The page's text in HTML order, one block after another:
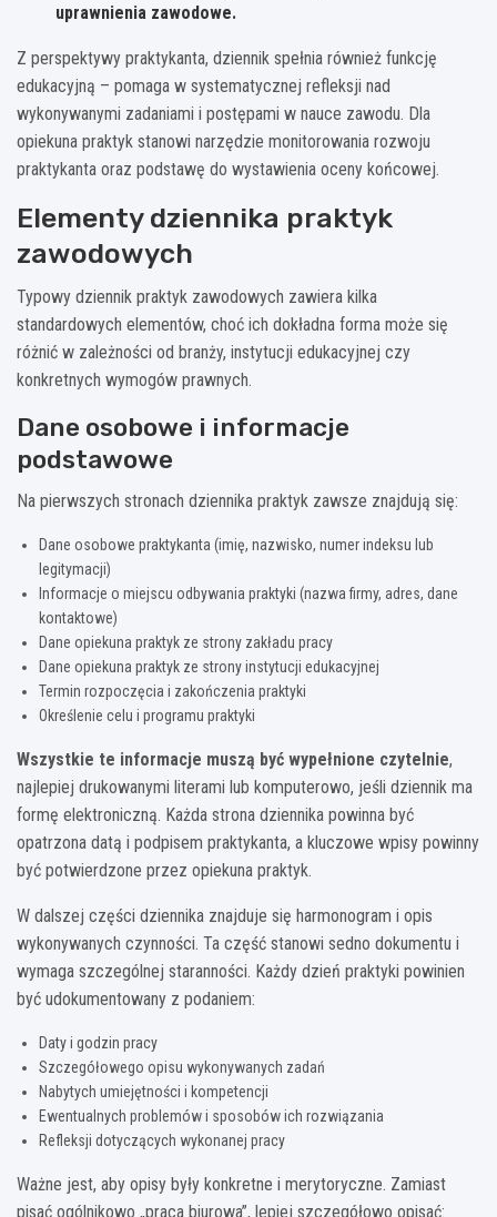
uprawnienia zawodowe.
Z perspektywy praktykanta, dziennik spełnia również funkcję
edukacyjną – pomaga w systematycznej refleksji nad
wykonywanymi zadaniami i postępami w nauce zawodu. Dla
opiekuna praktyk stanowi narzędzie monitorowania rozwoju
praktykanta oraz podstawę do wystawienia oceny końcowej.
Elementy dziennika praktyk
zawodowych
Typowy dziennik praktyk zawodowych zawiera kilka
standardowych elementów, choć ich dokładna forma może się
różnić w zależności od branży, instytucji edukacyjnej czy
konkretnych wymogów prawnych.
Dane osobowe i informacje
podstawowe
Na pierwszych stronach dziennika praktyk zawsze znajdują się:
Dane osobowe praktykanta (imię, nazwisko, numer indeksu lub
legitymacji)
Informacje o miejscu odbywania praktyki (nazwa firmy, adres, dane
kontaktowe)
Dane opiekuna praktyk ze strony zakładu pracy
Dane opiekuna praktyk ze strony instytucji edukacyjnej
Termin rozpoczęcia i zakończenia praktyki
Określenie celu i programu praktyki
Wszystkie te informacje muszą być wypełnione czytelnie,
najlepiej drukowanymi literami lub komputerowo, jeśli dziennik ma
formę elektroniczną. Każda strona dziennika powinna być
opatrzona datą i podpisem praktykanta, a kluczowe wpisy powinny
być potwierdzone przez opiekuna praktyk.
W dalszej części dziennika znajduje się harmonogram i opis
wykonywanych czynności. Ta część stanowi sedno dokumentu i
wymaga szczególnej staranności. Każdy dzień praktyki powinien
być udokumentowany z podaniem:
Daty i godzin pracy
Szczegółowego opisu wykonywanych zadań
Nabytych umiejętności i kompetencji
Ewentualnych problemów i sposobów ich rozwiązania
Refleksji dotyczących wykonanej pracy
Ważne jest, aby opisy były konkretne i merytoryczne. Zamiast
pisać ogólnikowo „praca biurowa”, lepiej szczegółowo opisać: